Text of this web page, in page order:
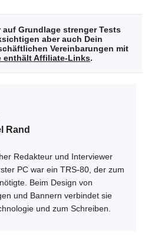
Grundlage strenger Tests
aber auch Dein
Vereinbarungen mit
enthält Affiliate-Links.
Rand
Redakteur und Interviewer
PC war ein TRS-80, der zum
Beim Design von
und Bannern verbindet sie
und zum Schreiben.